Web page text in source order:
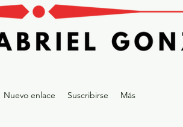
Nuevo enlace Suscribirse Más